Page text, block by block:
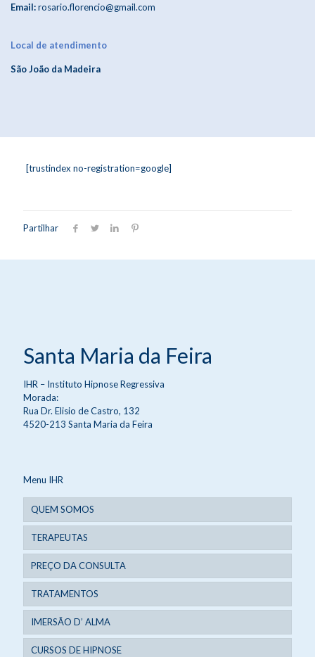
Email:rosario.florencio@gmail.com
Local de atendimento
São João da Madeira
[trustindex no-registration=google]
Partilhar
Santa Maria da Feira
IHR – Instituto Hipnose Regressiva
Morada:
Rua Dr. Elisio de Castro, 132
4520-213 Santa Maria da Feira
Menu IHR
QUEM SOMOS
TERAPEUTAS
PREÇO DA CONSULTA
TRATAMENTOS
IMERSÃO D’ ALMA
CURSOS DE HIPNOSE